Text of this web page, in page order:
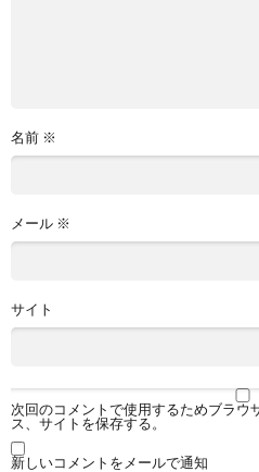
名前 ※
メール ※
サイト
次回のコメントで使用するためブラウ
ス、サイトを保存する。
新しいコメントをメールで通知